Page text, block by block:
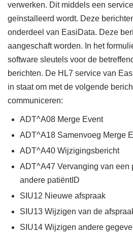
verwerken. Dit middels een
geïnstalleerd wordt. Deze
onderdeel van EasiData. Deze
aangeschaft worden. In het
software sleutels voor de
berichten. De HL7 service van
in staat om met de volgende
communiceren:
ADT^A08 Merge Event
ADT^A18 Samenvoeg Merge
ADT^A40 Wijzigingsbericht
ADT^A47 Vervanging van een
andere patiëntID
SIU12 Nieuwe afspraak
SIU13 Wijzigen van de
SIU14 Wijzigen andere